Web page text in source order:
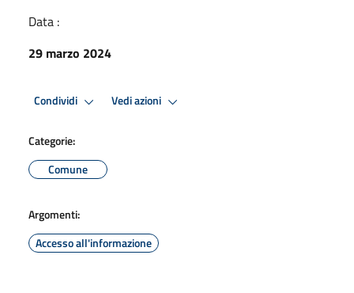
Data :
29 marzo 2024
Condividi Vedi azioni
Categorie:
Comune
Argomenti:
Accesso all'informazione